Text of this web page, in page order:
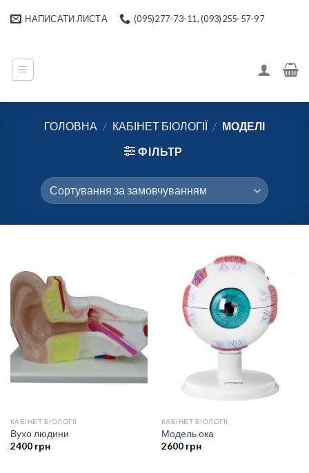
НАПИСАТИ ЛИСТА (095)277-73-11, (093)255-57-97
ГОЛОВНА / КАБІНЕТ БІОЛОГІЇ / МОДЕЛІ
ФІЛЬТР
КАБІНЕТ БІОЛОГІЇ
Вухо людини
2400 грн
КАБІНЕТ БІОЛОГІЇ
Модель ока
2600 грн